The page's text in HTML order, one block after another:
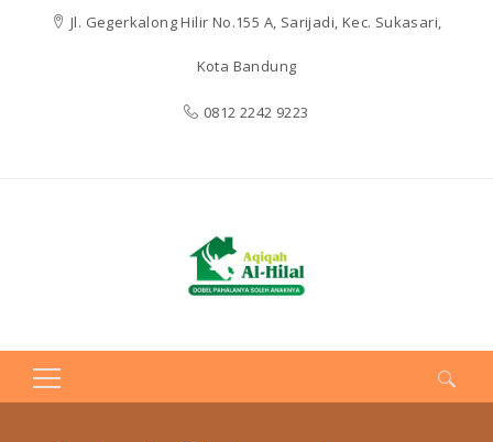
Jl. Gegerkalong Hilir No.155 A, Sarijadi, Kec. Sukasari,
Kota Bandung
0812 2242 9223
Search